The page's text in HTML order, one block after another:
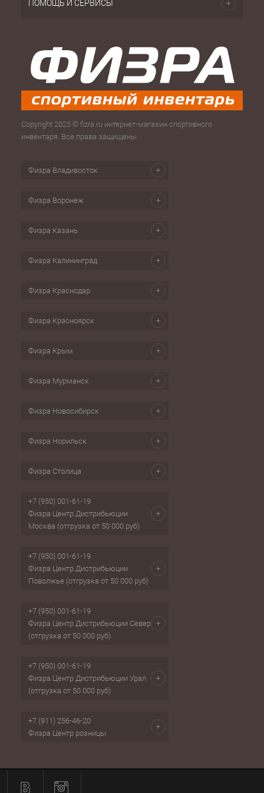
ПОМОЩЬ И СЕРВИСЫ
Copyright 2025 © fizra.ru интернет-магазин спортивного
инвентаря. Все права защищены.
Физра Владивосток
Физра Воронеж
Физра Казань
Физра Калининград
Физра Краснодар
Физра Красноярск
Физра Крым
Физра Мурманск
Физра Новосибирск
Физра Норильск
Физра Столица
+7 (950) 001-61-19
Физра Центр Дистрибьюции
Москва (отгрузка от 50 000 руб)
+7 (950) 001-61-19
Физра Центр Дистрибьюции
Поволжье (отгрузка от 50 000 руб)
+7 (950) 001-61-19
Физра Центр Дистрибьюции Север
(отгрузка от 50 000 руб)
+7 (950) 001-61-19
Физра Центр Дистрибьюции Урал
(отгрузка от 50 000 руб)
+7 (911) 256-46-20
Физра Центр розницы